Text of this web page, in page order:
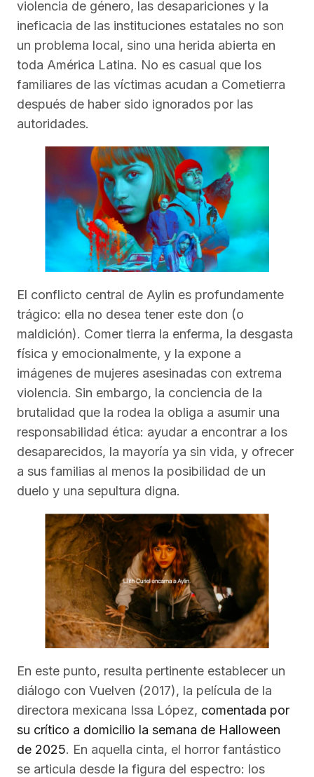
violencia de género, las desapariciones y la
ineficacia de las instituciones estatales no son
un problema local, sino una herida abierta en
toda América Latina. No es casual que los
familiares de las víctimas acudan a Cometierra
después de haber sido ignorados por las
autoridades.
El conflicto central de Aylin es profundamente
trágico: ella no desea tener este don (o
maldición). Comer tierra la enferma, la desgasta
física y emocionalmente, y la expone a
imágenes de mujeres asesinadas con extrema
violencia. Sin embargo, la conciencia de la
brutalidad que la rodea la obliga a asumir una
responsabilidad ética: ayudar a encontrar a los
desaparecidos, la mayoría ya sin vida, y ofrecer
a sus familias al menos la posibilidad de un
duelo y una sepultura digna.
En este punto, resulta pertinente establecer un
diálogo con Vuelven (2017), la película de la
directora mexicana Issa López, comentada por
su crítico a domicilio la semana de Halloween
de 2025. En aquella cinta, el horror fantástico
se articula desde la figura del espectro: los